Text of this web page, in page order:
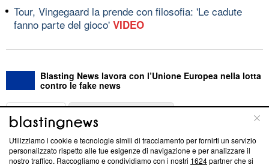
Tour, Vingegaard la prende con filosofia: 'Le cadute
fanno parte del gioco' VIDEO
Blasting News lavora con l’Unione Europea nella lotta
contro le fake news
ABOUT
Questa sezione offre informazioni trasparenti su Blasting
News, sui nostri processi editoriali e su come ci impegniamo a
Utilizziamo i cookie e tecnologie simili di tracciamento per fornirti un servizio
personalizzato rispetto alle tue esigenze di navigazione e per analizzare il
nostro traffico. Raccogliamo e condividiamo con i nostri 1624partner che si